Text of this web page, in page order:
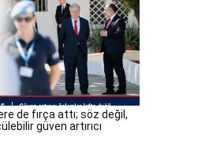
de fırça attı; söz değil,
güven artırıcı